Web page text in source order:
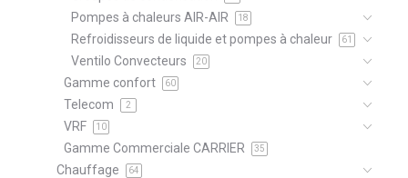
Pompes à chaleurs AIR-AIR 18
Refroidisseurs de liquide et pompes à chaleur 61
Ventilo Convecteurs 20
Gamme confort 60
Telecom 2
VRF 10
Gamme Commerciale CARRIER 35
Chauffage 64